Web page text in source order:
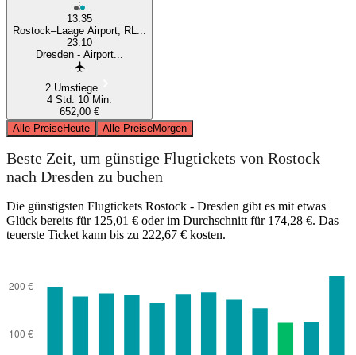
13:35
Rostock–Laage Airport, RL...
23:10
Dresden - Airport...
2 Umstiege
4 Std. 10 Min.
652,00 €
Alle PreiseHeute Alle PreiseMorgen
Beste Zeit, um günstige Flugtickets von Rostock
nach Dresden zu buchen
Die günstigsten Flugtickets Rostock - Dresden gibt es mit etwas
Glück bereits für 125,01 € oder im Durchschnitt für 174,28 €. Das
teuerste Ticket kann bis zu 222,67 € kosten.